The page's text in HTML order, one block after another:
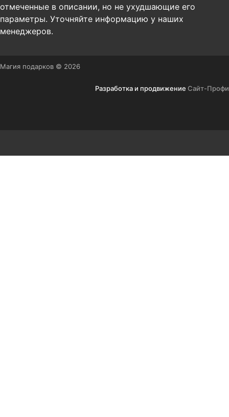
отмеченные в описании, но не ухудшающие его
параметры. Уточняйте информацию у наших
менеджеров.
Магия подарков © 2026
Разработка и продвижение Сайт-Профи